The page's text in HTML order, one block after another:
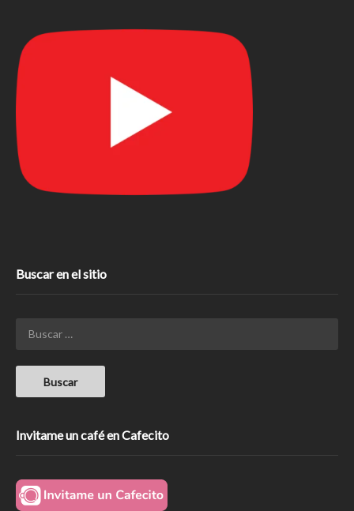
Buscar en el sitio
Invitame un café en Cafecito